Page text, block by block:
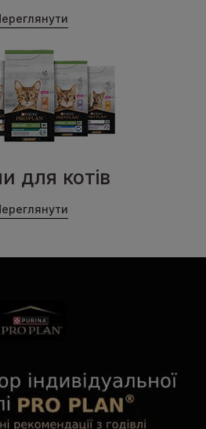
для котів